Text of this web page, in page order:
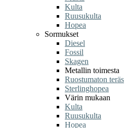
Kulta
Ruusukulta
Hopea
Sormukset
Diesel
Fossil
Skagen
Metallin toimesta
Ruostumaton teräs
Sterlinghopea
Värin mukaan
Kulta
Ruusukulta
Hopea